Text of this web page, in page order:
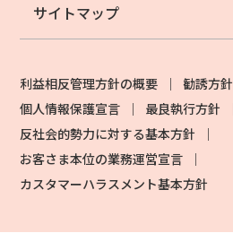
サイトマップ
利益相反管理方針の概要
勧誘方針
個人情報保護宣言
最良執行方針
反社会的勢力に対する基本方針
お客さま本位の業務運営宣言
カスタマーハラスメント基本方針